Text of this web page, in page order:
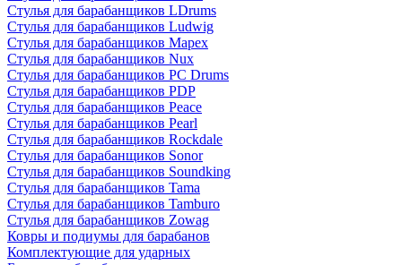
Стулья для барабанщиков LDrums
Стулья для барабанщиков Ludwig
Стулья для барабанщиков Mapex
Стулья для барабанщиков Nux
Стулья для барабанщиков PC Drums
Стулья для барабанщиков PDP
Стулья для барабанщиков Peace
Стулья для барабанщиков Pearl
Стулья для барабанщиков Rockdale
Стулья для барабанщиков Sonor
Стулья для барабанщиков Soundking
Стулья для барабанщиков Tama
Стулья для барабанщиков Tamburo
Стулья для барабанщиков Zowag
Ковры и подиумы для барабанов
Комплектующие для ударных